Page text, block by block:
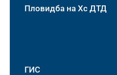
Пловидба на Хс ДТД
ГИС